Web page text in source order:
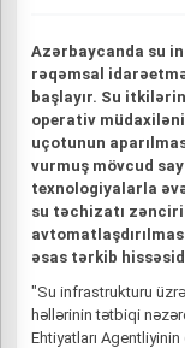
Azərbaycanda su
rəqəmsal
başlayır. Su
operativ
uçotunun
vurmuş mövcud
texnologiyalarla
su təchizatı
əsas tərkib
"Su infrastrukturu
həllərinin tətbiqi
Ehtiyatları